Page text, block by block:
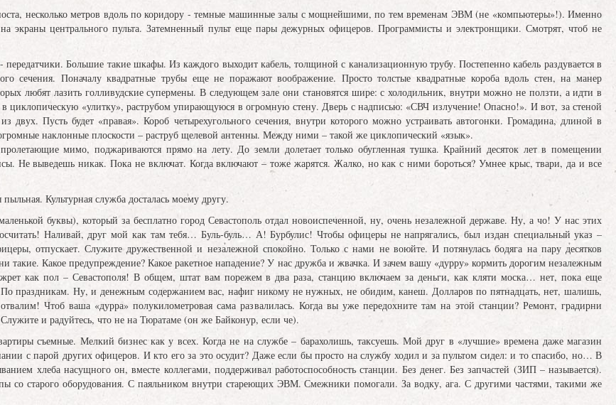
несколько метров вдоль по коридору - темные машинные залы с мощнейшими, по тем временам ЭВМ (не «компьютеры»!). Именно
экраны центрального пульта. Затемненный пульт еще пары дежурных офицеров. Программисты и электронщики. Смотрят, чтоб не
передатчики. Большие такие шкафы. Из каждого выходит кабель, толщиной с канализационную трубу. Постепенно кабель раздувается в
сечения. Поначалу квадратные трубы еще не поражают воображение. Просто толстые квадратные короба вдоль стен, на манер
любят лазить голливудские супермены. В следующем зале они становятся шире: с холодильник, внутри можно не ползти, а идти в
в циклопическую «улитку», раструбом упирающуюся в огромную стену. Дверь с надписью: «СВЧ излучение! Опасно!». И вот, за стеной
двух. Пусть будет «правая». Короб четырехугольного сечения, внутри которого можно устраивать автогонки. Громадина, длиной в
наклонные плоскости – раструб щелевой антенны. Между ними – такой же циклопический «язык».
мимо, поджариваются прямо на лету. До земли долетает только обугленная тушка. Крайний десяток лет в помещении
Не выведешь никак. Пока не включат. Когда включают – тоже жарятся. Жалко, но как с ними бороться? Умнее крыс, твари, да и все
Культурная служба досталась моему другу.
буквы), который за бесплатно город Севастополь отдал новоиспеченной, ну, очень незалежной державе. Ну, а чо! У нас этих
Наливай, друг мой как там тебя… Буль-буль… А! Бурбулис! Чтобы офицеры не напрягались, был издан специальный указ –
отпускает. Служите дружественной и незалежной спокойно. Только с нами не воюйте. И потянулась бодяга на пару десятков
такие. Какое предупреждение? Какое ракетное нападение? У нас дружба и жвачка. И зачем вашу «дурру» кормить дорогим незалежным
как пол – Севастополя! В общем, штат вам порежем в два раза, станцию включаем за деньги, как кляти моска… нет, пока еще
По праздникам. Ну, и денежным содержанием вас, нафиг никому не нужных, не обидим, канеш. Долларов по пятнадцать, нет, шалишь,
Чтоб ваша «дурра» полукилометровая сама развалилась. Когда вы уже передохните там на этой станции? Ремонт, градирни
и радуйтесь, что не на Тюратаме (он же Байконур, если че).
съемные. Мелкий бизнес как у всех. Когда не на службе – барахолишь, таксуешь. Мой друг в «лучшие» времена даже магазин
с парой других офицеров. И кто его за это осудит? Даже если бы просто на службу ходил и за пультом сидел: и то спасибо, но… В
хлеба насущного он, вместе коллегами, поддерживал работоспособность станции. Без денег. Без запчастей (ЗИП – называется).
со старого оборудования. С паяльником внутри стареющих ЭВМ. Смежники помогали. За водку, ага. С другими частями, такими же